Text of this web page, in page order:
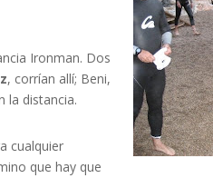
Ironman. Dos
, corrían allí; Beni,
la distancia.
cualquier
que hay que